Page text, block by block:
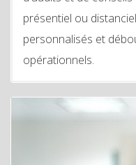
présentiel ou
personnalisés et
opérationnels.